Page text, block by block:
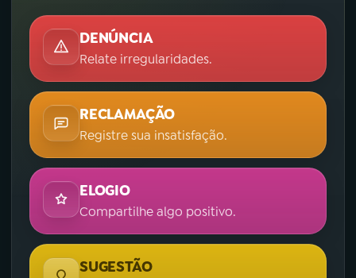
DENÚNCIA
Relate irregularidades.
RECLAMAÇÃO
Registre sua insatisfação.
ELOGIO
Compartilhe algo positivo.
SUGESTÃO